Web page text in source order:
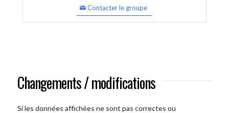
Contacter le groupe
Changements / modifications
Si les données affichées ne sont pas correctes ou